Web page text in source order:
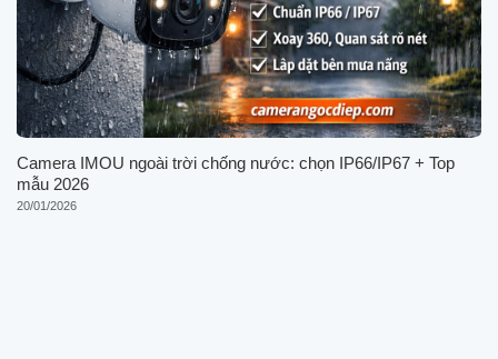
Camera IMOU ngoài trời chống nước: chọn IP66/IP67 + Top
mẫu 2026
20/01/2026